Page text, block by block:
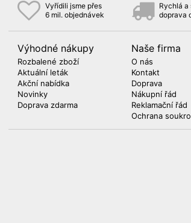
Vyřídili jsme přes
6 mil. objednávek
Rychlá a
doprava
Výhodné nákupy
Rozbalené zboží
Aktuální leták
Akční nabídka
Novinky
Doprava zdarma
Naše firma
O nás
Kontakt
Doprava
Nákupní řád
Reklamační řád
Ochrana